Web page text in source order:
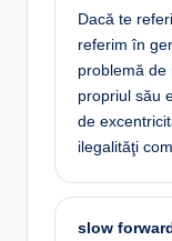
Dacă te
referim în
problemă de
propriul său
de
ilegalităţi
slow forward